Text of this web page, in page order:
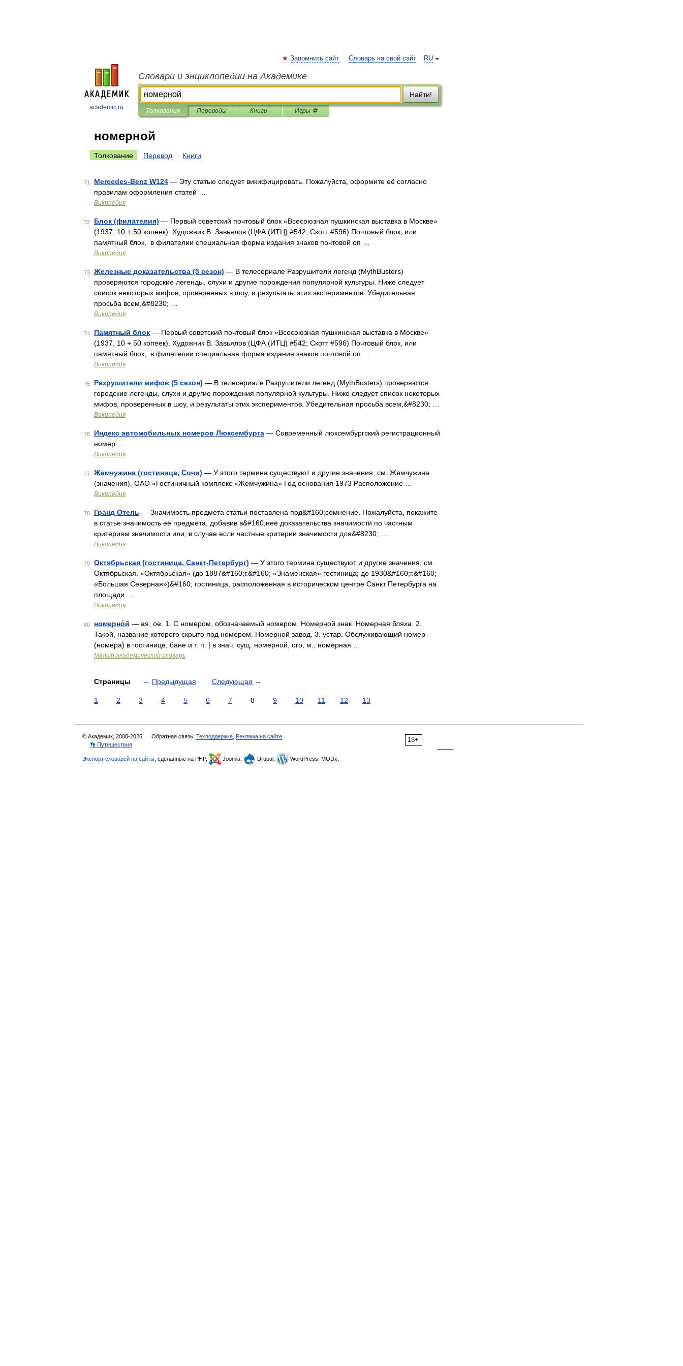
academic.ru
RU
Запомнить сайт Словарь на свой сайт
Словари и энциклопедии на Академике
Найти!
Толкования Переводы Книги Игры ⚽
номерной
Толкование Перевод Книги
71 Mercedes-Benz W124 — Эту статью следует викифицировать. Пожалуйста, оформите её согласно
правилам оформления статей …
Википедия
72 Блок (филателия) — Первый советский почтовый блок «Всесоюзная пушкинская выставка в Москве»
(1937, 10 + 50 копеек). Художник В. Завьялов (ЦФА (ИТЦ) #542; Скотт #596) Почтовый блок, или
памятный блок, в филателии специальная форма издания знаков почтовой оп …
Википедия
73 Железные доказательства (5 сезон) — В телесериале Разрушители легенд (MythBusters)
проверяются городские легенды, слухи и другие порождения популярной культуры. Ниже следует
список некоторых мифов, проверенных в шоу, и результаты этих экспериментов. Убедительная
просьба всем,&#8230; …
Википедия
74 Памятный блок — Первый советский почтовый блок «Всесоюзная пушкинская выставка в Москве»
(1937, 10 + 50 копеек). Художник В. Завьялов (ЦФА (ИТЦ) #542; Скотт #596) Почтовый блок, или
памятный блок, в филателии специальная форма издания знаков почтовой оп …
Википедия
75 Разрушители мифов (5 сезон) — В телесериале Разрушители легенд (MythBusters) проверяются
городские легенды, слухи и другие порождения популярной культуры. Ниже следует список некоторых
мифов, проверенных в шоу, и результаты этих экспериментов. Убедительная просьба всем,&#8230; …
Википедия
76 Индекс автомобильных номеров Люксембурга — Cовременный люксембургский регистрационный
номер …
Википедия
77 Жемчужина (гостиница, Сочи) — У этого термина существуют и другие значения, см. Жемчужина
(значения). ОАО «Гостиничный комплекс «Жемчужина» Год основания 1973 Расположение …
Википедия
78 Гранд Отель — Значимость предмета статьи поставлена под&#160;сомнение. Пожалуйста, покажите
в статье значимость её предмета, добавив в&#160;неё доказательства значимости по частным
критериям значимости или, в случае если частные критерии значимости для&#8230; …
Википедия
79 Октябрьская (гостиница, Санкт-Петербург) — У этого термина существуют и другие значения, см.
Октябрьская. «Октябрьская» (до 1887&#160;г.&#160; «Знаменская» гостиница; до 1930&#160;г.&#160;
«Большая Северная»)&#160; гостиница, расположенная в историческом центре Санкт Петербурга на
площади …
Википедия
80 номерно́й — ая, ое. 1. С номером, обозначаемый номером. Номерной знак. Номерная бляха. 2.
Такой, название которого скрыто под номером. Номерной завод. 3. устар. Обслуживающий номер
(номера) в гостинице, бане и т. п. | в знач. сущ. номерной, ого, м.; номерная …
Малый академический словарь
Страницы ← Предыдущая Следующая →
1 2 3 4 5 6 7 8 9 10 11 12 13
18+
© Академик, 2000-2026 Обратная связь: Техподдержка Реклама на сайте
👣 Путешествия
Экспорт словарей на сайты , сделанные на PHP, Joomla, Drupal, WordPress, MODx.